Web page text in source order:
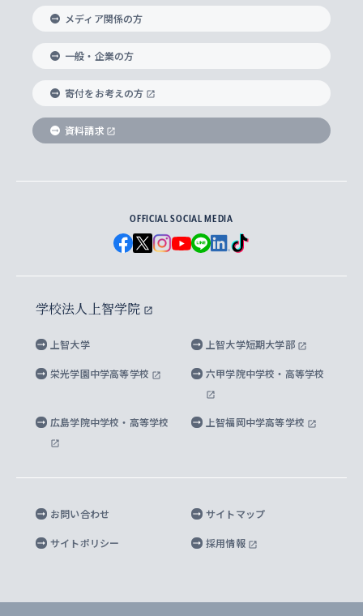
国際教養学部
理工学部
Futures） – 持続可能な未来を考える６学科連携
実践宗教学研究科
総合人間科学研究科
経済学研究科
グローバル・スタディーズ研究科
生涯学習
ヨーロッパ研究所
アジア文化研究所
アメリカ・カナダ研究所
メディア・ジャーナリズム研究所
水稀少社会研究センター
先進機械・構造材料イノベーションセンター
マイクロ波サイエンス研究センター
障がいのある学生への支援
就職（内定先）・進路統計
企業の採用ご担当者様へのご案内
ノンディグリー生
Sophia Short-term Program受講生
学費・奨学金
学部入学前に出願する奨学金
国による高等教育の修学支援新制度
大学院生対象の奨学金
海外留学する際の費用と奨学金
ソフィア・アーカイブズ
上智大学とカトリック
国連Weeks・アフリカWeeks
ダイバーシティ＆サステナビリティへの取り組み
学校法人上智学院について
数字で見る上智大学
上智大学のネットワーク
父母・保証人とのネットワーク
学外とのネットワーク
上智大学の出版物
上智大学大学案内・大学院案内
英文広報誌 SOPHIA magazine
上智大学のビジュアル・アイデンティティ
上智大学ビジュアル・アイデンティティ
上智大学校歌 ・上智大学学生歌
上智大学への取材・キャンパスでの撮影について
上智大学の公開情報
上智大学の教育研究活動等の情報公表
内部質保証と自己点検・評価
キャンパス案内
四谷キャンパス 施設紹介
キャンパスへのアクセス
海外拠点
教職協働の取り組み
プライバシーポリシー
メディア関係の方
一般・企業の方
寄付をお考えの方
資料請求
OFFICIAL SOCIAL MEDIA
学校法人上智学院
上智大学 上智大学短期大学部
栄光学園中学高等学校 六甲学院中学校・高等学校
広島学院中学校・高等学校 上智福岡中学高等学校
お問い合わせ サイトマップ
サイトポリシー 採用情報